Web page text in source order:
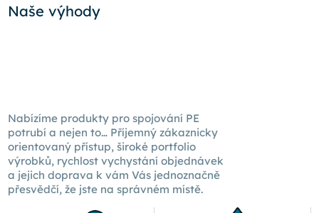
Naše výhody
Nabízíme produkty pro spojování PE
potrubí a nejen to… Příjemný zákaznicky
orientovaný přístup, široké portfolio
výrobků, rychlost vychystání objednávek
a jejich doprava kvám Vás jednoznačně
přesvědčí, že jste na správném místě.